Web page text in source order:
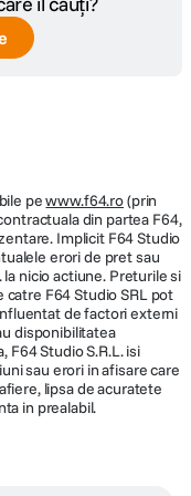
culori
rutabile)
Da
Da
campinguri, puncte
pewww.f64.ro(prin
din partea F64,
Implicit F64 Studio
erori de pret sau
nicio actiune. Preturile si
F64 Studio SRL pot
de factori externi
disponibilitatea
F64 Studio S.R.L. isi
sau erori in afisare care
lipsa de acuratete
in prealabil.